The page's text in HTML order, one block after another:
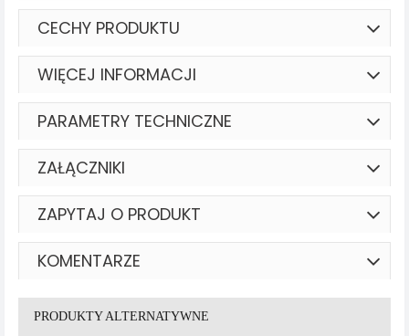
CECHY PRODUKTU
WIĘCEJ INFORMACJI
PARAMETRY TECHNICZNE
ZAŁĄCZNIKI
ZAPYTAJ O PRODUKT
KOMENTARZE
PRODUKTY ALTERNATYWNE